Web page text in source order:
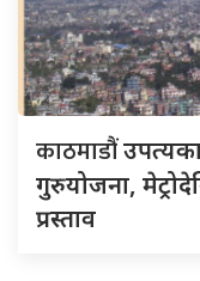
काठमाडौं
गुरुयोजना,
प्रस्ताव